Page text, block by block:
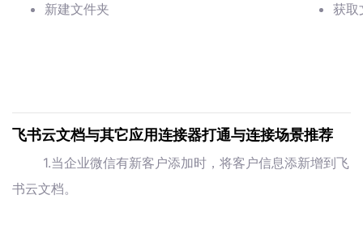
新建文件夹 获取
飞书云文档与其它应用连接器打通与连接场景推荐
1.当企业微信有新客户添加时，将客户信息添新增到飞
书云文档。